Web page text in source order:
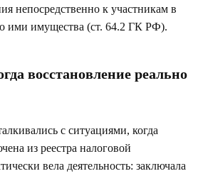
непосредственно к участникам в
ими имущества (ст. 64.2 ГК РФ).
восстановление реально
с ситуациями, когда
из реестра налоговой
вела деятельность: заключала